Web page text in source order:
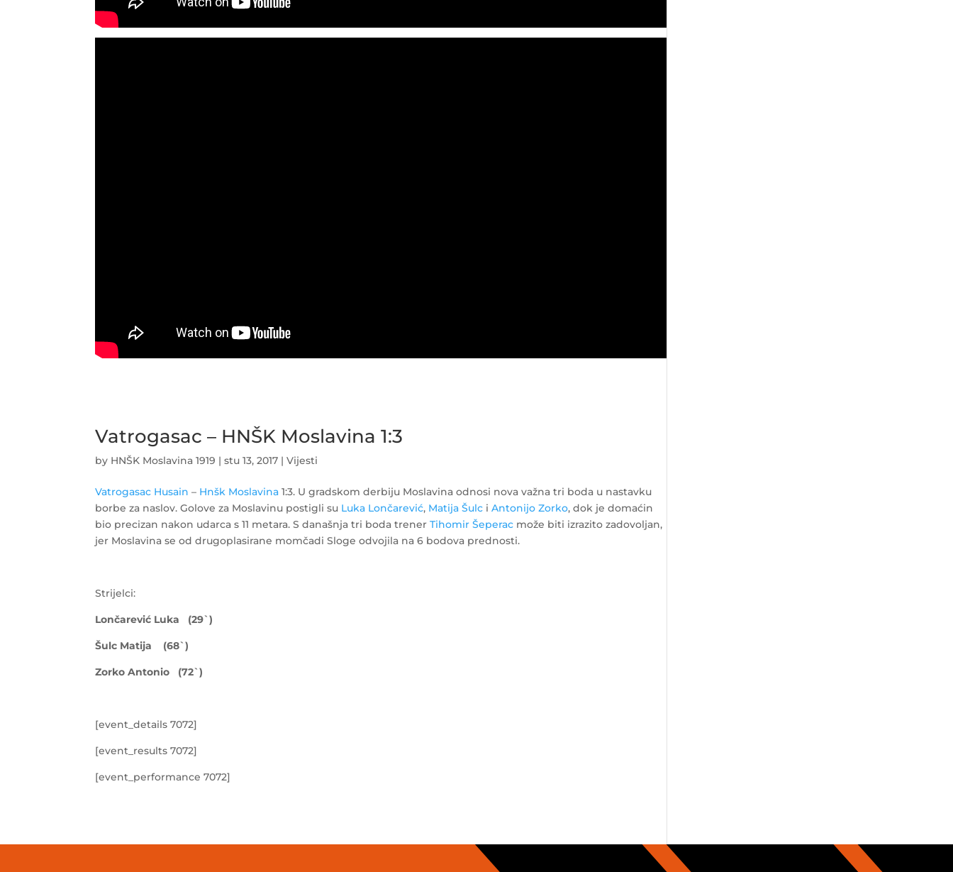
Vatrogasac – HNŠK Moslavina 1:3
by HNŠK Moslavina 1919 |stu 13, 2017 |Vijesti
Vatrogasac Husain – Hnšk Moslavina 1:3. U gradskom derbiju Moslavina odnosi nova važna tri boda u nastavku
borbe za naslov. Golove za Moslavinu postigli su Luka Lončarević, Matija Šulc iAntonijo Zorko, dok je domaćin
bio precizan nakon udarca s 11 metara. S današnja tri boda trenerTihomir Šeperac može biti izrazito zadovoljan,
jer Moslavina se od drugoplasirane momčadi Sloge odvojila na 6 bodova prednosti.
Strijelci:
Lončarević Luka (29`)
Šulc Matija (68`)
Zorko Antonio (72`)
[event_details 7072]
[event_results 7072]
[event_performance 7072]